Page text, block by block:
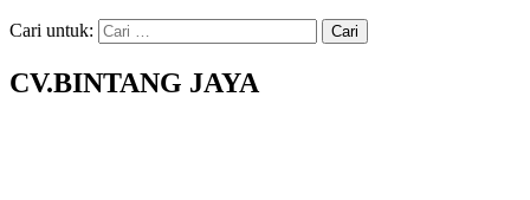
Cari untuk:
CV.BINTANG JAYA